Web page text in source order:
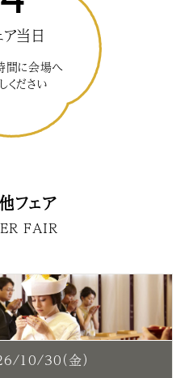
ア当日
間に会場へ
ください
フェア
FAIR
10/30（金）